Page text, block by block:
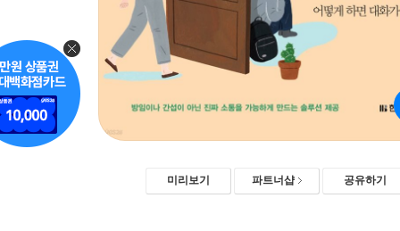
미리보기 파트너샵 공유하기